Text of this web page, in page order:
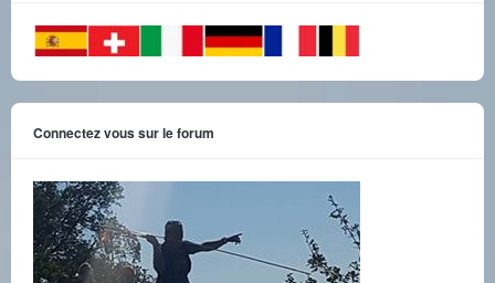
Connectez vous sur le forum